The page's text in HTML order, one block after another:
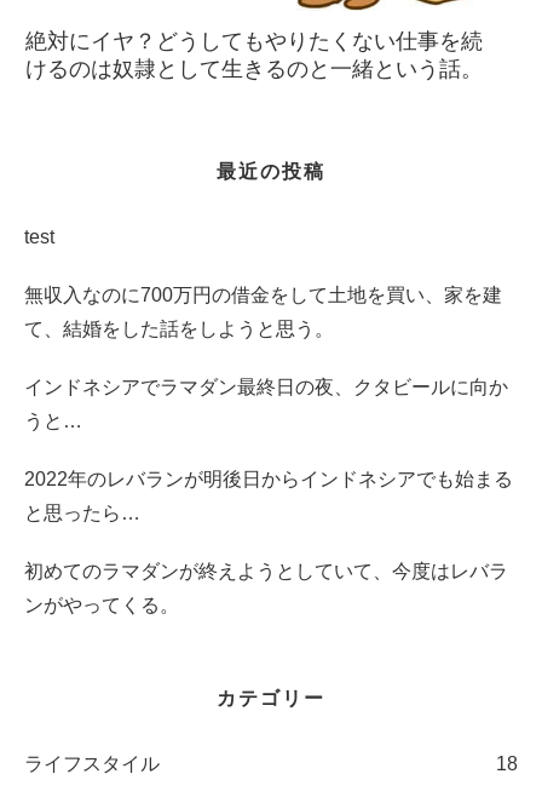
絶対にイヤ？どうしてもやりたくない仕事を続
けるのは奴隷として生きるのと一緒という話。
最近の投稿
test
無収入なのに700万円の借金をして土地を買い、家を建
て、結婚をした話をしようと思う。
インドネシアでラマダン最終日の夜、クタビールに向か
うと…
2022年のレバランが明後日からインドネシアでも始まる
と思ったら…
初めてのラマダンが終えようとしていて、今度はレバラ
ンがやってくる。
カテゴリー
ライフスタイル 18